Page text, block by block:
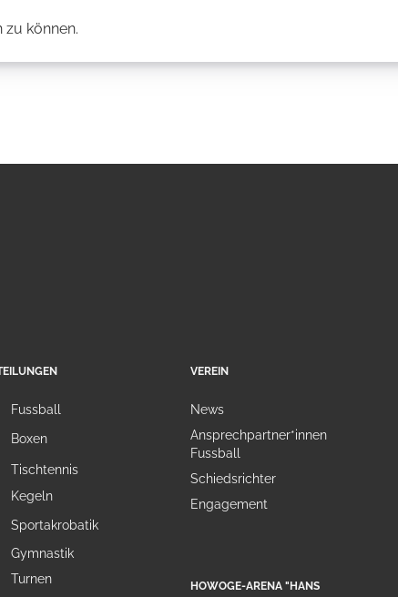
können.
Fussball
Boxen
Tischtennis
Kegeln
Sportakrobatik
Gymnastik
Turnen
VEREIN
News
Ansprechpartner*innen
Fussball
Schiedsrichter
Engagement
HOWOGE-ARENA "HANS